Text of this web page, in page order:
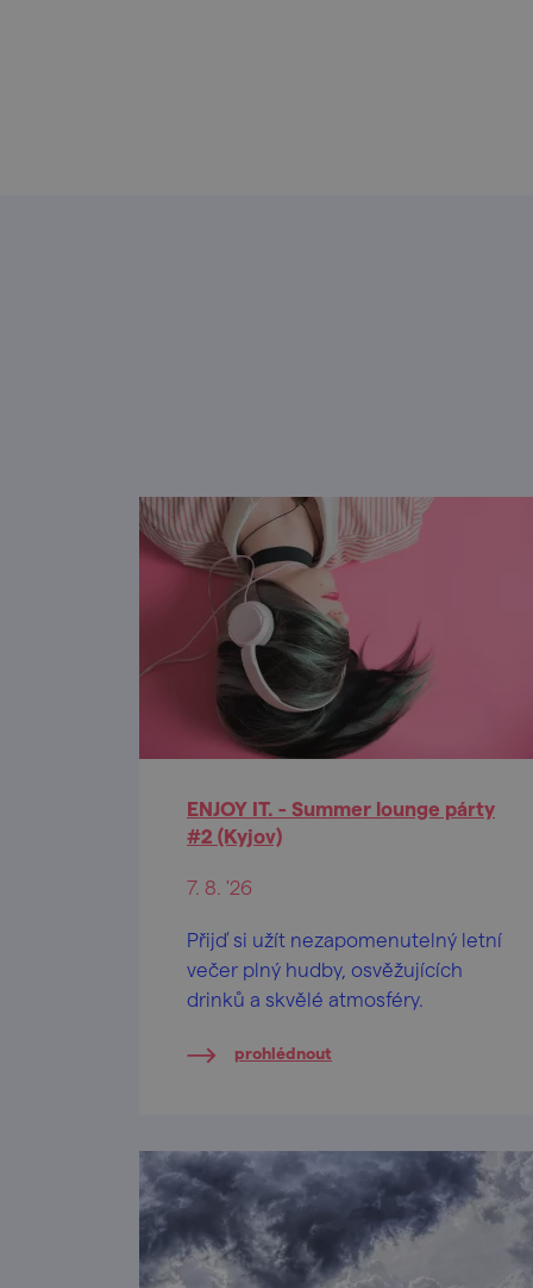
ENJOY IT. - Summer lounge párty
#2 (Kyjov)
7. 8. '26
Přijď si užít nezapomenutelný letní
večer plný hudby, osvěžujících
drinků a skvělé atmosféry.
prohlédnout